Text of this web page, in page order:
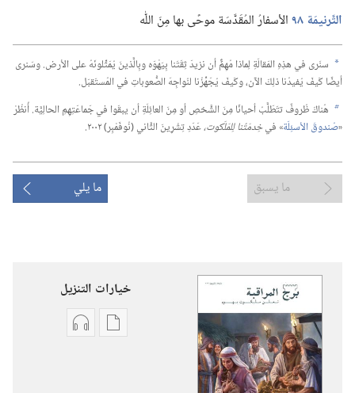
التَّرنيمَة ٩٨ الأسفارُ المُقَدَّسَة موحًى بها مِنَ اللّٰه
a سنَرى في هذِهِ المَقالَةِ لِماذا مُهِمٌّ أن نزيدَ ثِقَتَنا بِيَهْوَه وبِالَّذينَ يُمَثِّلونَهُ على الأرض.‏ وسَنرى
أيضًا كَيفَ يُفيدُنا ذلِكَ الآن،‏ وكَيفَ يُجَهِّزُنا لنُواجِهَ الصُّعوباتِ في المُستَقبَل.‏
b هُناكَ ظُروفٌ تتَطَلَّبُ أحيانًا مِنَ الشَّخصِ أو مِنَ العائِلَةِ أن يبقَوا في جَماعَتِهِمِ الحالِيَّة.‏ أُنظُرْ
«‏صُندوقَ الأسئِلَة‏» فيخِدمَتُنا لِلمَلَكوت،‏عَدَدِ تِشْرِينَ الثَّاني (‏نُوفَمْبِر)‏ ٢٠٠٢.‏
ما يسبق ما يلي
خيارات التنزيل
خياراتخيارات